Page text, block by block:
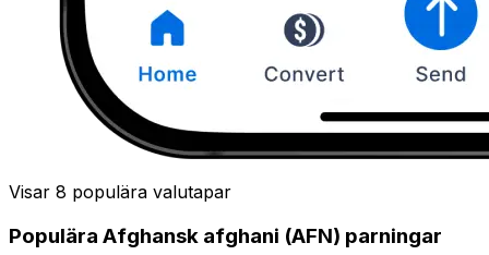
Visar 8 populära valutapar
Populära Afghansk afghani (AFN) parningar